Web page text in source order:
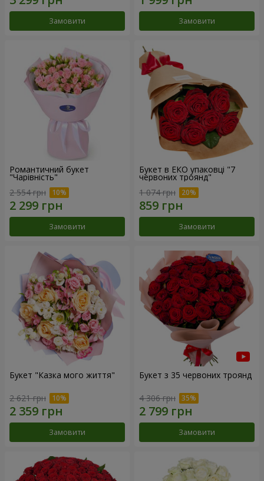
Замовити Замовити
Романтичний букет
"Чарівність"
2 554 грн
Замовити
Букет в ЕКО упаковці "7
червоних троянд"
1 074 грн
Замовити
Букет "Казка мого життя"
2 621 грн
Замовити
Букет з 35 червоних троянд
4 306 грн
Замовити